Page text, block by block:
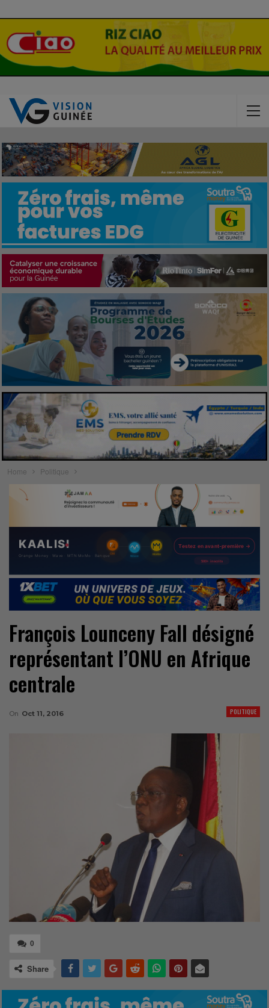
Home Politique
François Lounceny Fall désigné
représentant l’ONU en Afrique
centrale
POLITIQUE
On Oct 11, 2016
0
Share